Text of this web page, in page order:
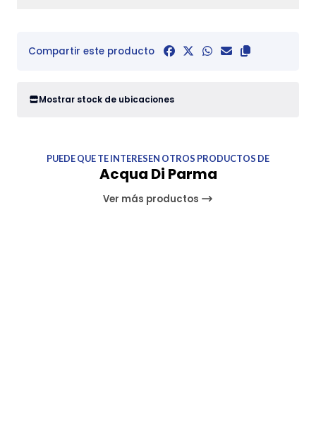
Compartir este producto
Mostrar stock de ubicaciones
PUEDE QUE TE INTERESEN OTROS PRODUCTOS DE
Acqua Di Parma
Ver más productos